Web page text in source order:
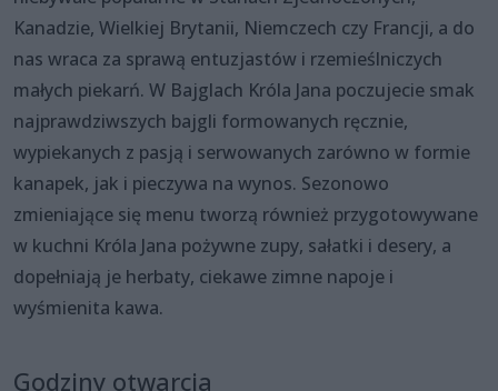
Kanadzie, Wielkiej Brytanii, Niemczech czy Francji, a do
nas wraca za sprawą entuzjastów i rzemieślniczych
małych piekarń. W Bajglach Króla Jana poczujecie smak
najprawdziwszych bajgli formowanych ręcznie,
wypiekanych z pasją i serwowanych zarówno w formie
kanapek, jak i pieczywa na wynos. Sezonowo
zmieniające się menu tworzą również przygotowywane
w kuchni Króla Jana pożywne zupy, sałatki i desery, a
dopełniają je herbaty, ciekawe zimne napoje i
wyśmienita kawa.
Godziny otwarcia